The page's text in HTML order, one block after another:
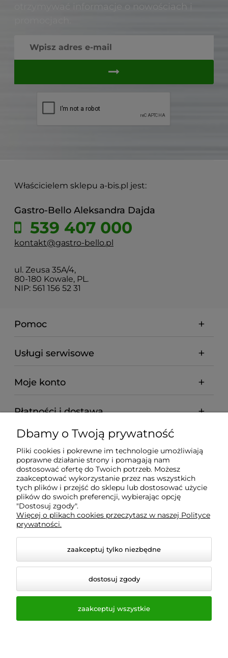
otrzymywać informacje o nowościach i
Właścicielem sklepu a-bis.pl jest:
Gastro-Bello Aleksandra Dajda
539 407 000
kontakt@gastro-bello.pl
ul. Zeusa 35A/4,
80-180 Kowale, PL.
NIP: 561 156 52 31
Pomoc
Usługi serwisowe
Moje konto
Płatności i dostawa
Informacje
O nas
Wyposażenie Gastronomii - Projekty Technologiczne -
Sklep Gastronomiczny - Serwis Sprzętu
Gastronomicznego | Gdańsk - Trójmiasto - Pomorskie
© 2026 a-bis.pl. Wszelkie prawa zastrzeżone.
Dbamy o Twoją prywatność
Pliki cookies i pokrewne im technologie umożliwiają
poprawne działanie strony i pomagają nam
dostosować ofertę do Twoich potrzeb. Możesz
zaakceptować wykorzystanie przez nas wszystkich
tych plików i przejść do sklepu lub dostosować użycie
plików do swoich preferencji, wybierając opcję
"Dostosuj zgody".
Więcej o plikach cookies przeczytasz w naszej Polityce
prywatności.
zaakceptuj tylko niezbędne
dostosuj zgody
zaakceptuj wszystkie